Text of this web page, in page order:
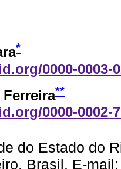
*
0000-0003-
**
0000-0002-
do Estado do
Brasil. E-